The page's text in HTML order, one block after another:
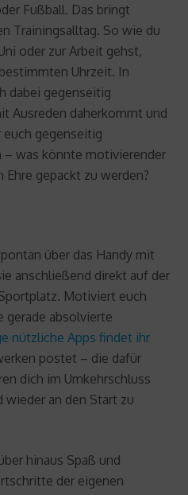
Fußball. Das bringt
Trainingsalltag. So wie du
oder zur Arbeit gehst,
Uhrzeit. In
dabei gegenseitig
Ausreden daherkommt und
gegenseitig
– was könnte motivierender
gepackt zu werden?
über das Handy mit
anschließend direkt auf der
Motiviert euch
gerade absolvierte
nützliche Apps findet ihr
postet – die dafür
dich im Umkehrschluss
an den Start zu
hinaus Spaß und
der eigenen